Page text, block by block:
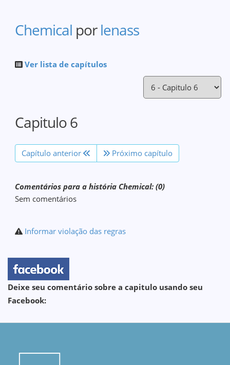
Chemical porlenass
Ver lista de capítulos
Capitulo 6
Capítulo anterior Próximo capítulo
Comentários para a história Chemical: (0)
Sem comentários
Informar violação das regras
Deixe seu comentário sobre a capitulo usando seu
Facebook: